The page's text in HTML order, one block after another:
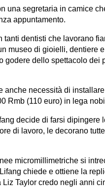
una segretaria in camice
appuntamento.
tanti dentisti che lavorano
museo di gioielli, dentiere
godere dello spettacolo dei
necessità di
Rmb (110 euro) in lega
decide di farsi dipingere
di lavoro, le decorano
micromillimetriche si
chiede e ottiene la
Taylor credo negli anni